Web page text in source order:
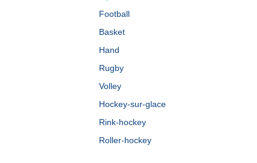
Football
Basket
Hand
Rugby
Volley
Hockey-sur-glace
Rink-hockey
Roller-hockey